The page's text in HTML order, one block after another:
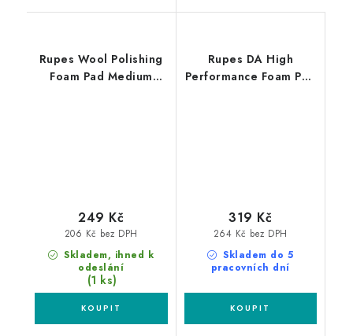
Rupes Wool Polishing
Foam Pad Medium
Skladem, ihned k
odeslání
(1 ks)
206 Kč bez DPH
249 Kč
Rupes DA High
Performance Foam Pad
Skladem do 5
pracovních dní
264 Kč bez DPH
319 Kč